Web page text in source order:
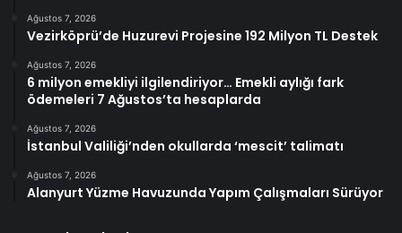
Ağustos 7, 2026
Vezirköprü’de Huzurevi Projesine 192 Milyon TL Destek
Ağustos 7, 2026
6 milyon emekliyi ilgilendiriyor… Emekli aylığı fark
ödemeleri 7 Ağustos’ta hesaplarda
Ağustos 7, 2026
İstanbul Valiliği’nden okullarda ‘mescit’ talimatı
Ağustos 7, 2026
Alanyurt Yüzme Havuzunda Yapım Çalışmaları Sürüyor